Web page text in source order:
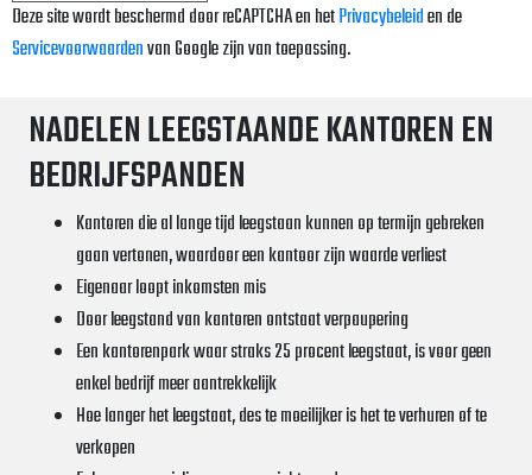
Deze site wordt beschermd door reCAPTCHA en hetPrivacybeleiden de
Servicevoorwaardenvan Google zijn van toepassing.
NADELEN LEEGSTAANDE KANTOREN EN
BEDRIJFSPANDEN
Kantoren die al lange tijd leegstaan kunnen op termijn gebreken
gaan vertonen, waardoor een kantoor zijn waarde verliest
Eigenaar loopt inkomsten mis
Door leegstand van kantoren ontstaat verpaupering
Een kantorenpark waar straks 25 procent leegstaat, is voor geen
enkel bedrijf meer aantrekkelijk
Hoe langer het leegstaat, des te moeilijker is het te verhuren of te
verkopen